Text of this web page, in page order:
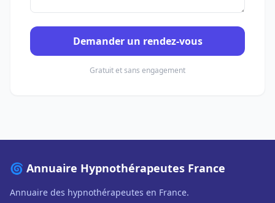
Demander un rendez-vous
Gratuit et sans engagement
🌀 Annuaire Hypnothérapeutes France
Annuaire des hypnothérapeutes en France.